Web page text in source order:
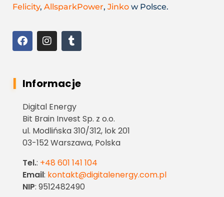
Felicity, AllsparkPower, Jinko w Polsce.
Informacje
Digital Energy
Bit Brain Invest Sp. z o.o.
ul. Modlińska 310/312, lok 201
03-152 Warszawa, Polska
Tel.: +48 601 141 104
Email: kontakt@digitalenergy.com.pl
NIP: 9512482490